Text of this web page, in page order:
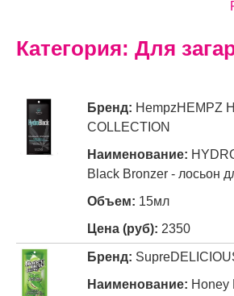
Категория: Для
HempzHEMPZ
COLLECTION
Black Bronzer - лосьон
15мл
2350
Supre
Honey